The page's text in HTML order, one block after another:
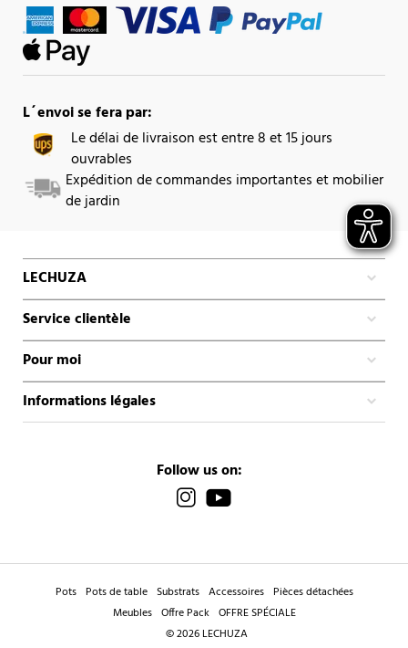
L´envoi se fera par:
Le délai de livraison est entre 8 et 15 jours
ouvrables
Expédition de commandes importantes et mobilier
de jardin
LECHUZA
Service clientèle
Pour moi
Informations légales
Follow us on:
Pots Pots de table Substrats Accessoires Pièces détachées
Meubles Offre Pack OFFRE SPÉCIALE
© 2026 LECHUZA